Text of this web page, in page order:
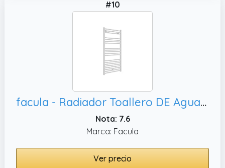
#10
facula - Radiador Toallero DE Agua Ocean Blanco 1188x500mm | (NO Eléctrico) | 3 Soportes + purgador | Conexiones 3x1/2
Nota: 7.6
Marca: Facula
Ver precio